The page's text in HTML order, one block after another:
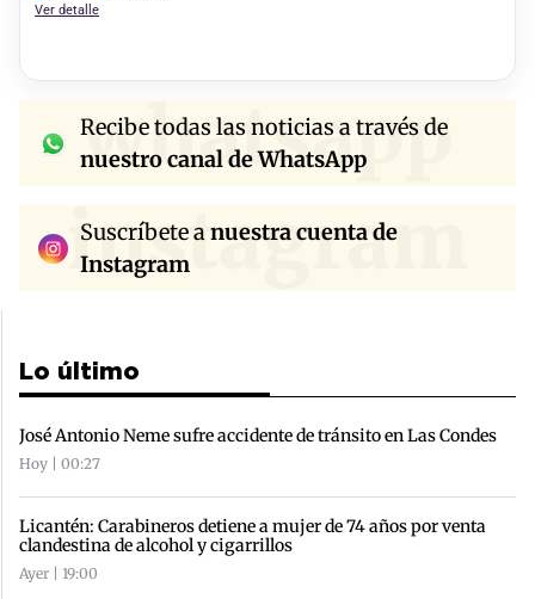
Ver detalle
whatsapp
Recibe todas las noticias a través de
nuestro canal de WhatsApp
instagram
Suscríbete anuestra cuenta de
Instagram
Lo último
José Antonio Neme sufre accidente de tránsito en Las Condes
Hoy | 00:27
Licantén: Carabineros detiene a mujer de 74 años por venta
clandestina de alcohol y cigarrillos
Ayer | 19:00